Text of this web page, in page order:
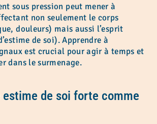
sous pression peut mener à
non seulement le corps
douleurs) mais aussi l’esprit
de soi). Apprendre à
est crucial pour agir à temps et
dans le surmenage.
estime de soi forte comme